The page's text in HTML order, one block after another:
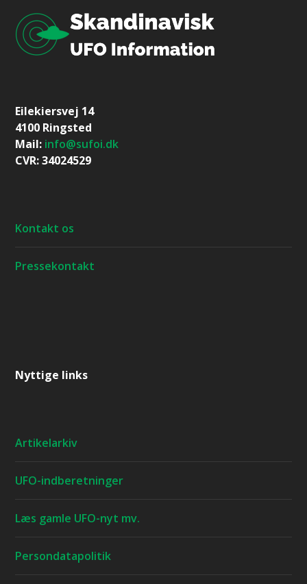
Eilekiersvej 14
4100 Ringsted
Mail: info@sufoi.dk
CVR: 34024529
Kontakt os
Pressekontakt
Nyttige links
Artikelarkiv
UFO-indberetninger
Læs gamle UFO-nyt mv.
Persondatapolitik